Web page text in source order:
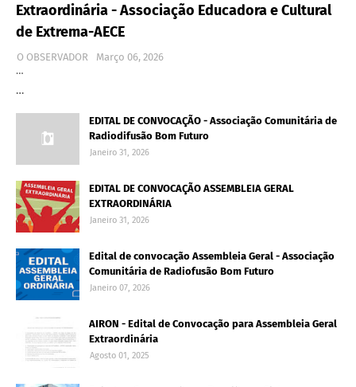
Extraordinária - Associação Educadora e Cultural
de Extrema-AECE
O OBSERVADOR
Março 06, 2026
…
…
EDITAL DE CONVOCAÇÃO - Associação Comunitária de
Radiodifusão Bom Futuro
Janeiro 31, 2026
EDITAL DE CONVOCAÇÃO ASSEMBLEIA GERAL
EXTRAORDINÁRIA
Janeiro 31, 2026
Edital de convocação Assembleia Geral - Associação
Comunitária de Radiofusão Bom Futuro
Janeiro 07, 2026
AIRON - Edital de Convocação para Assembleia Geral
Extraordinária
Agosto 01, 2025